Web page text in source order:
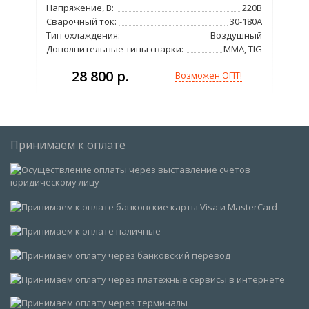
Напряжение, В:
220В
Сварочный ток:
30-180А
Тип охлаждения:
Воздушный
Дополнительные типы сварки:
MMA, TIG
28 800 р. Возможен ОПТ!
Принимаем к оплате